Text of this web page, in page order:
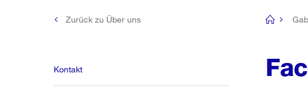
[no
Zurück zu Über uns
Kontakt